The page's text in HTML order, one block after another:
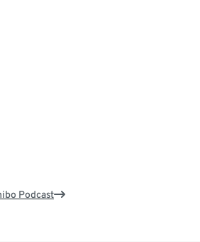
Podcast